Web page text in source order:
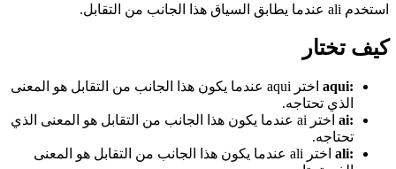
استخدم ali عندما يطابق السياق هذا الجانب من التقابل.
كيف تختار
aqui:
اختر aqui عندما يكون هذا الجانب من التقابل هو المعنى
الذي تحتاجه.
ai:
اختر ai عندما يكون هذا الجانب من التقابل هو المعنى الذي
تحتاجه.
ali:
اختر ali عندما يكون هذا الجانب من التقابل هو المعنى